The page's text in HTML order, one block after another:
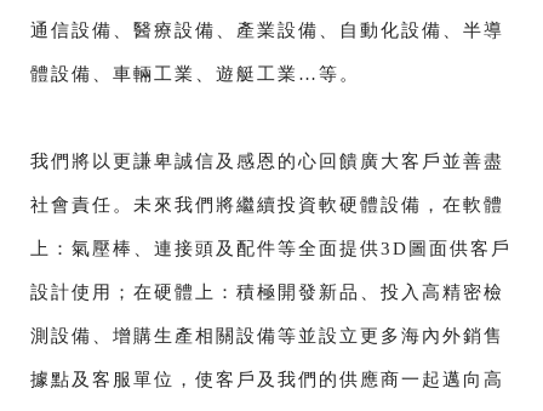
通信設備、醫療設備、產業設備、自動化設備、半導
體設備、車輛工業、遊艇工業…等。
我們將以更謙卑誠信及感恩的心回饋廣大客戶並善盡
社會責任。未來我們將繼續投資軟硬體設備，在軟體
上：氣壓棒、連接頭及配件等全面提供3D圖面供客戶
設計使用；在硬體上：積極開發新品、投入高精密檢
測設備、增購生產相關設備等並設立更多海內外銷售
據點及客服單位，使客戶及我們的供應商一起邁向高